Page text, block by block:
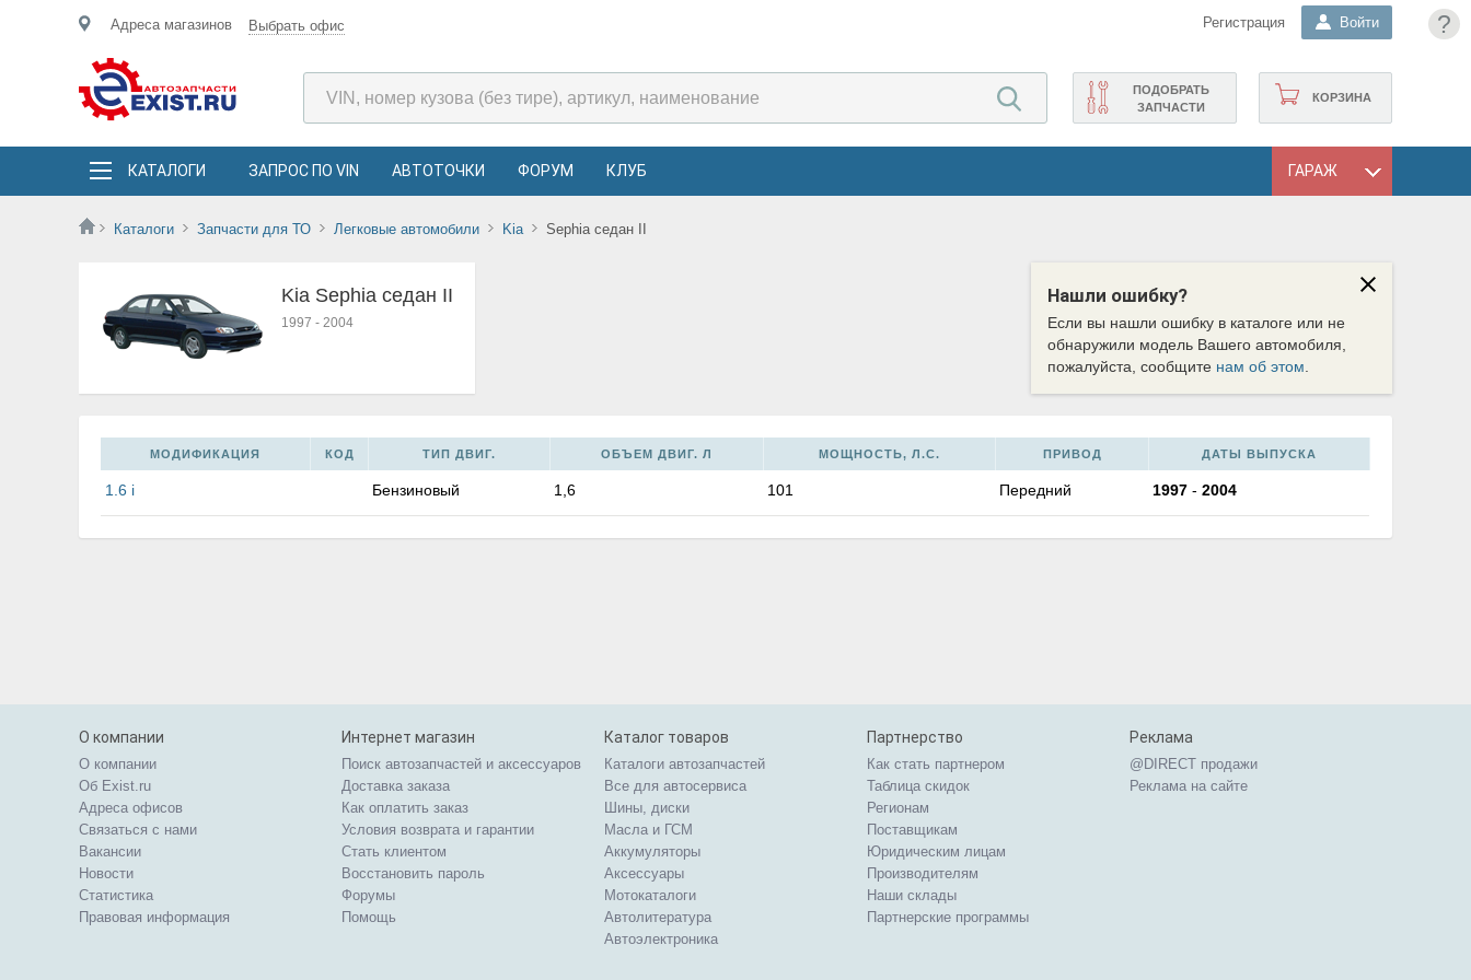
?
Адреса магазинов Выбрать офис Регистрация Войти
КОРЗИНА
ПОДОБРАТЬ
ЗАПЧАСТИ
КАТАЛОГИ ЗАПРОС ПО VIN АВТОТОЧКИ ФОРУМ КЛУБ ГАРАЖ
Каталоги Запчасти для ТО Легковые автомобили Kia Sephia седан II
Нашли ошибку?
Если вы нашли ошибку в каталоге или не
обнаружили модель Вашего автомобиля,
пожалуйста, сообщите нам об этом
Kia Sephia седан II
1997 - 2004
МОДИФИКАЦИЯ КОД ТИП ДВИГ. ОБЪЕМ ДВИГ. Л МОЩНОСТЬ, Л.С. ПРИВОД ДАТЫ ВЫПУСКА
1.6 i Бензиновый 1,6 101 Передний 1997 - 2004
О компании
О компании
Об Exist.ru
Адреса офисов
Связаться с нами
Вакансии
Новости
Статистика
Правовая информация
Интернет магазин
Поиск автозапчастей и аксессуаров
Доставка заказа
Как оплатить заказ
Условия возврата и гарантии
Стать клиентом
Восстановить пароль
Форумы
Помощь
Каталог товаров
Каталоги автозапчастей
Все для автосервиса
Шины, диски
Масла и ГСМ
Аккумуляторы
Аксессуары
Мотокаталоги
Автолитература
Автоэлектроника
Партнерство
Как стать партнером
Таблица скидок
Регионам
Поставщикам
Юридическим лицам
Производителям
Наши склады
Партнерские программы
Реклама
@DIRECT продажи
Реклама на сайте